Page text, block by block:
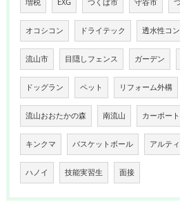
オコシコン ドライテック 透水性コ
流山市 目隠しフェンス ガーデン
ドッグラン ペット リフォーム外構
流山おおたかの森 南流山 カーポー
キンクマ バスケットボール アルテ
ハノイ 技能実習生 面接